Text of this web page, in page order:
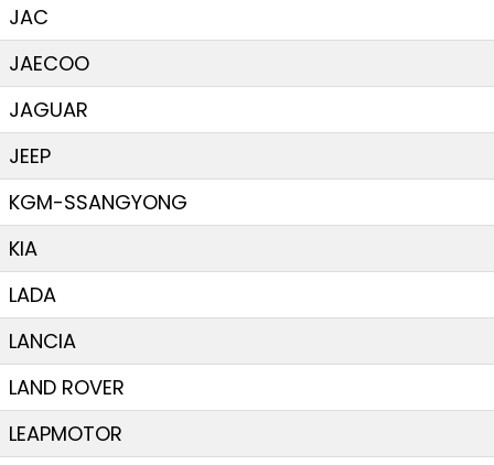
JAC
JAECOO
JAGUAR
JEEP
KGM-SSANGYONG
KIA
LADA
LANCIA
LAND ROVER
LEAPMOTOR